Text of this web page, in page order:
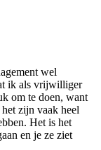
wel
ik als vrijwilliger
om te doen, want
zijn vaak heel
Het is het
en je ze ziet